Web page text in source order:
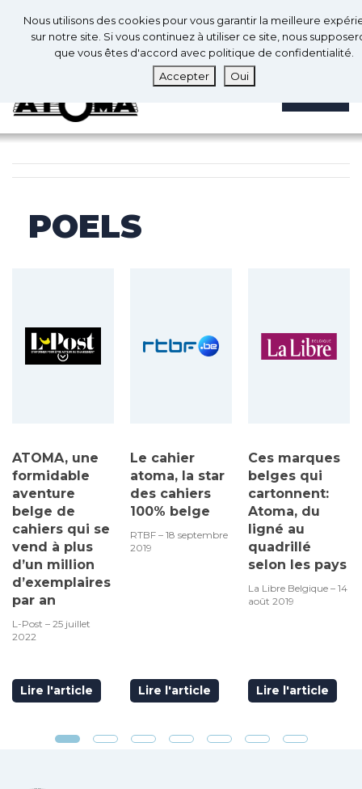
Fr
0 0
POELS
ATOMA, une
formidable
aventure
belge de
cahiers qui se
vend à plus
d’un million
d’exemplaires
par an
L-Post – 25 juillet
2022
Lire l'article
Le cahier
atoma, la star
des cahiers
100% belge
RTBF – 18 septembre
2019
Lire l'article
Ces marques
belges qui
cartonnent:
Atoma, du
ligné au
quadrillé
selon les pays
La Libre Belgique – 14
août 2019
Lire l'article
Nous utilisons des cookies pour vous garantir la meilleure
sur notre site. Si vous continuez à utiliser ce site, nous
que vous êtes d'accord avec politique de confidentialité.
Accepter
Oui